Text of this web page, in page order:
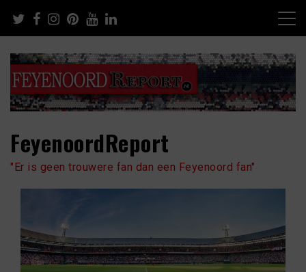
content
FeyenoordReport
"Er is geen trouwere fan dan een Feyenoord fan"